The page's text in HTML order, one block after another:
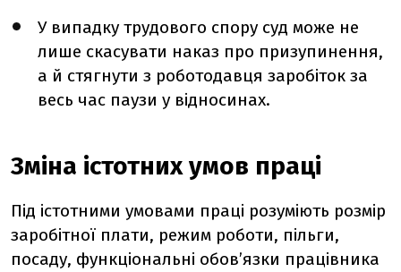
У випадку трудового спору суд може не
лише скасувати наказ про призупинення,
а й стягнути з роботодавця заробіток за
весь час паузи у відносинах.
Зміна істотних умов праці
Під істотними умовами праці розуміють розмір
заробітної плати, режим роботи, пільги,
посаду, функціональні обов’язки працівника